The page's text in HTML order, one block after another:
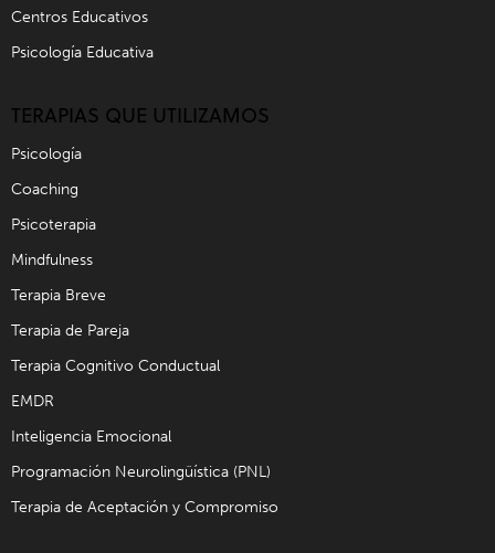
Centros Educativos
Psicología Educativa
TERAPIAS QUE UTILIZAMOS
Psicología
Coaching
Psicoterapia
Mindfulness
Terapia Breve
Terapia de Pareja
Terapia Cognitivo Conductual
EMDR
Inteligencia Emocional
Programación Neurolingüística (PNL)
Terapia de Aceptación y Compromiso